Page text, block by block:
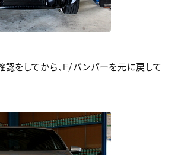
をしてから、F/バンパーを元に戻して